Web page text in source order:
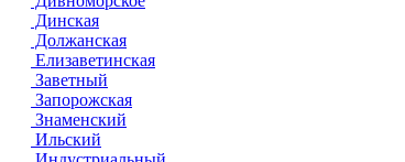
Динская
Должанская
Елизаветинская
Заветный
Запорожская
Знаменский
Ильский